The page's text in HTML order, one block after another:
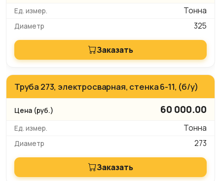
Тонна
325
Заказать
Труба 273, электросварная, стенка 6-11, (б/у)
60 000.00
Тонна
273
Заказать